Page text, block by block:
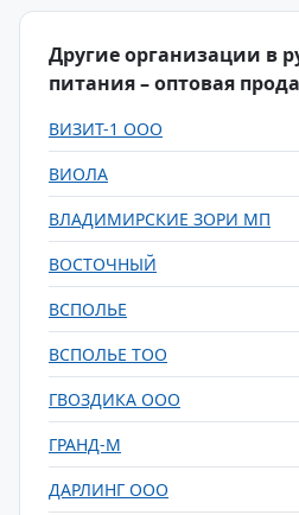
Другие организации в
питания – оптовая
ВИЗИТ-1 ООО
ВИОЛА
ВЛАДИМИРСКИЕ ЗОРИ МП
ВОСТОЧНЫЙ
ВСПОЛЬЕ
ВСПОЛЬЕ ТОО
ГВОЗДИКА ООО
ГРАНД-М
ДАРЛИНГ ООО